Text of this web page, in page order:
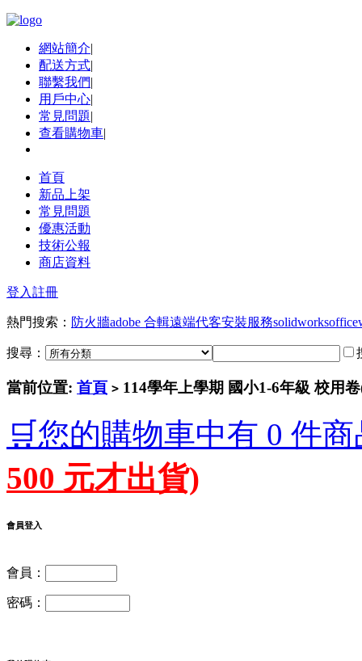
網站簡介|
配送方式|
聯繫我們|
用戶中心|
常見問題|
查看購物車|
首頁
新品上架
常見問題
優惠活動
技術公報
商店資料
登入註冊
熱門搜索： 防火牆adobe 合輯遠端代客安裝服務solidworksoffice
搜尋：
當前位置: 首頁 > 114學年上學期 國小1-6年級 校用
🛒您的購物車中有 0 件
500 元才出貨)
會員登入
會員：
密碼：